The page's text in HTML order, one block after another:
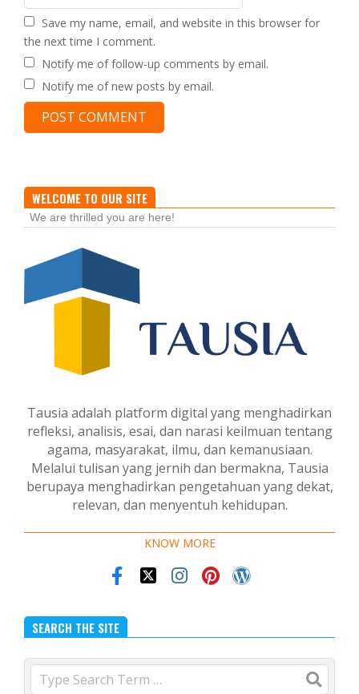
Save my name, email, and website in this browser for
the next time I comment.
Notify me of follow-up comments by email.
Notify me of new posts by email.
WELCOME TO OUR SITE
We are thrilled you are here!
Tausia adalah platform digital yang menghadirkan
refleksi, analisis, esai, dan narasi keilmuan tentang
agama, masyarakat, ilmu, dan kemanusiaan.
Melalui tulisan yang jernih dan bermakna, Tausia
berupaya menghadirkan pengetahuan yang dekat,
relevan, dan menyentuh kehidupan.
KNOW MORE
SEARCH THE SITE
Search